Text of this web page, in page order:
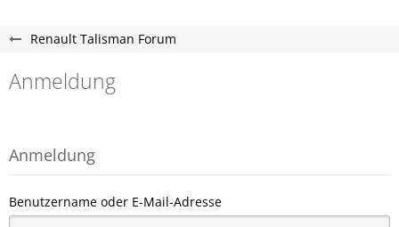
Renault Talisman Forum
Anmeldung
Anmeldung
Benutzername oder E-Mail-Adresse